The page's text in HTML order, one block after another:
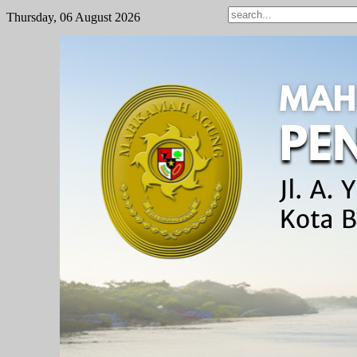
Thursday, 06 August 2026